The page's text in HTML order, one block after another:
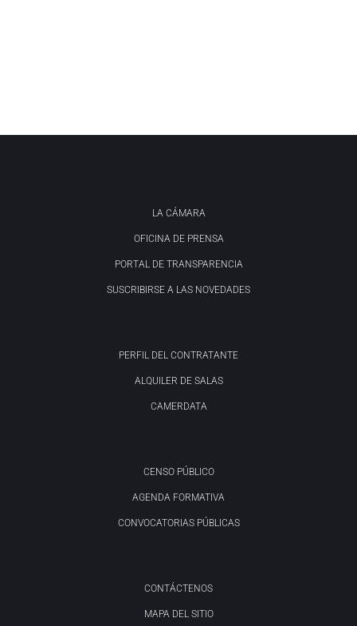
LA CÁMARA
OFICINA DE PRENSA
PORTAL DE TRANSPARENCIA
SUSCRIBIRSE A LAS NOVEDADES
PERFIL DEL CONTRATANTE
ALQUILER DE SALAS
CAMERDATA
CENSO PÚBLICO
AGENDA FORMATIVA
CONVOCATORIAS PÚBLICAS
CONTÁCTENOS
MAPA DEL SITIO